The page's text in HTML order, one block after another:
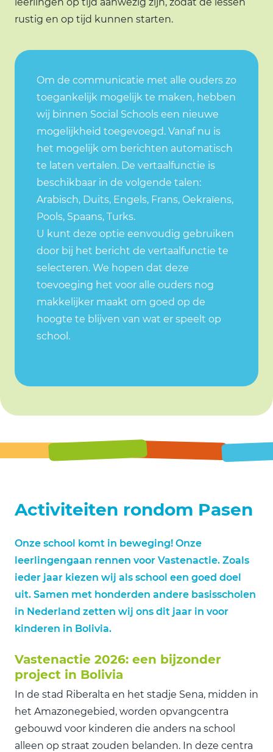
rustig en op tijd kunnen starten.
Om de communicatie met alle ouders zo
toegankelijk mogelijk te maken, hebben
wij binnen Social Schools een nieuwe
mogelijkheid toegevoegd. Vanaf nu is
het mogelijk om berichten automatisch
te laten vertalen. De vertaalfunctie is
beschikbaar in de volgende talen:
Arabisch, Duits, Engels, Frans, Oekraïens,
Pools, Spaans, Turks.
U kunt deze optie eenvoudig gebruiken
door bij het bericht de vertaalfunctie te
selecteren. We hopen dat deze
toevoeging het voor alle ouders nog
makkelijker maakt om goed op de
hoogte te blijven van wat er speelt op
school.
Activiteiten rondom Pasen
Onze school komt in beweging! Onze
leerlingengaan rennen voor Vastenactie. Zoals
ieder jaar kiezen wij als school een goed doel
uit. Samen met honderden andere basisscholen
in Nederland zetten wij ons dit jaar in voor
kinderen in Bolivia.
Vastenactie 2026: een bijzonder
project in Bolivia
In de stad Riberalta en het stadje Sena, midden in
het Amazonegebied, worden opvangcentra
gebouwd voor kinderen die anders na school
alleen op straat zouden belanden. In deze centra